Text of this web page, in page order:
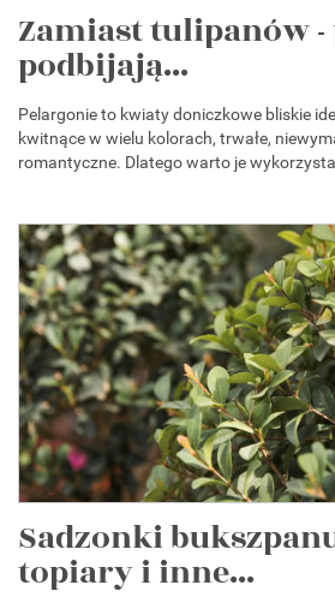
Zamiast tulipanów
podbijają...
Pelargonie to kwiaty doniczkowe bliskie
kwitnące w wielu kolorach, trwałe,
romantyczne. Dlatego warto je
Sadzonki
topiary i inne...